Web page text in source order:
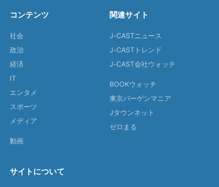
コンテンツ
社会
政治
経済
IT
エンタメ
スポーツ
メディア
動画
関連サイト
J-CASTニュース
J-CASTトレンド
J-CAST会社ウォッチ
BOOKウォッチ
東京バーゲンマニア
Jタウンネット
ゼロまる
サイトについて